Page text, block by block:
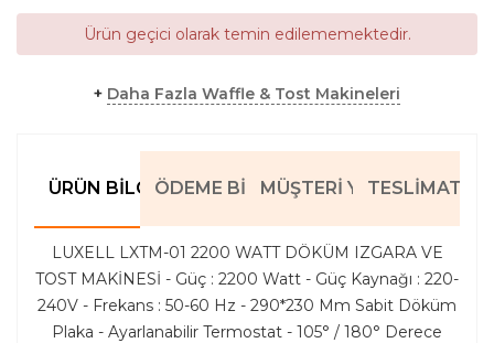
Ürün geçici olarak temin edilememektedir.
+ Daha Fazla Waffle & Tost Makineleri
ÜRÜN BILGILERIÖDEME BILGILERIMÜŞTERI YORUMLARI
TESLIMAT
LUXELL LXTM-01 2200 WATT DÖKÜM IZGARA VE
TOST MAKİNESİ - Güç : 2200 Watt - Güç Kaynağı : 220-
240V - Frekans : 50-60 Hz - 290*230 Mm Sabit Döküm
Plaka - Ayarlanabilir Termostat - 105° / 180° Derece